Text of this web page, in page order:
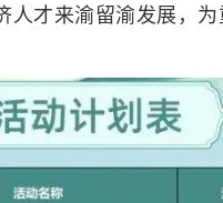
人才来渝留渝发展，